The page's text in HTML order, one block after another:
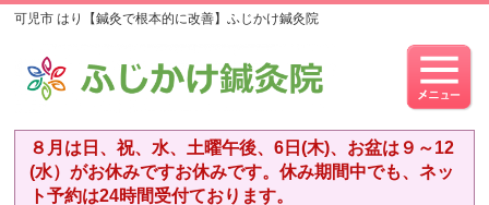
可児市 はり【鍼灸で根本的に改善】ふじかけ鍼灸院
８月は日、祝、水、土曜午後、6日(木)、お盆は９～12
(水）がお休みですお休みです。休み期間中でも、ネッ
ト予約は24時間受付ております。